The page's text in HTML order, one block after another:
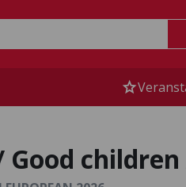
star
Good